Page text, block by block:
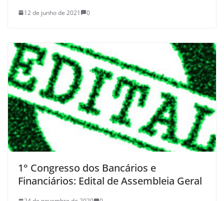
12 de junho de 2021 0
1° Congresso dos Bancários e
Financiários: Edital de Assembleia Geral